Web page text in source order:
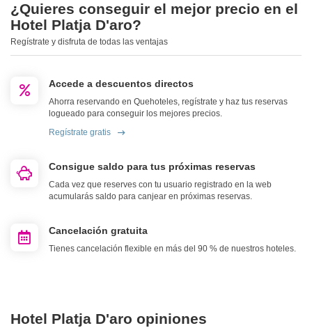
¿Quieres conseguir el mejor precio en el
Hotel Platja D'aro?
Regístrate y disfruta de todas las ventajas
Accede a descuentos directos
Ahorra reservando en Quehoteles, regístrate y haz tus reservas
logueado para conseguir los mejores precios.
Regístrate gratis
Consigue saldo para tus próximas reservas
Cada vez que reserves con tu usuario registrado en la web
acumularás saldo para canjear en próximas reservas.
Cancelación gratuita
Tienes cancelación flexible en más del 90 % de nuestros hoteles.
Hotel Platja D'aro opiniones